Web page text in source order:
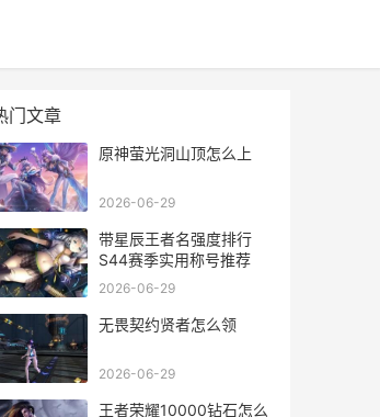
门文章
原神萤光洞山顶怎么上
2026-06-29
带星辰王者名强度排行
S44赛季实用称号推荐
2026-06-29
无畏契约贤者怎么领
2026-06-29
王者荣耀10000钻石怎么